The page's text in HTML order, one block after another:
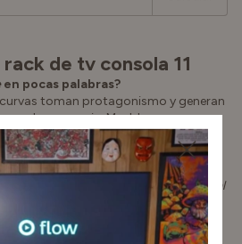
de tv consola 11
en pocas palabras?
toman protagonismo y generan
presencia. Muebles que
enchapados naturales, laqueados
con sistemas cierre suave y push
Una línea de muebles
pensados para sumar armonía visual
detalles que se destacan tanto a la